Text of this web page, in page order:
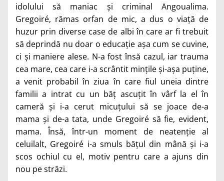
idolului să maniac și criminal Angoualima.
Gregoiré, rămas orfan de mic, a dus o viață de
huzur prin diverse case de albi în care ar fi trebuit
să deprindă nu doar o educație așa cum se cuvine,
ci și maniere alese. N-a fost însă cazul, iar trauma
cea mare, cea care i-a scrântit mințile și-așa puține,
a venit probabil în ziua în care fiul uneia dintre
familii a intrat cu un băț ascuțit în vârf la el în
cameră și i-a cerut micuțului să se joace de-a
mama și de-a tata, unde Gregoiré să fie, evident,
mama. Însă, într-un moment de neatenție al
celuilalt, Gregoiré i-a smuls bățul din mână și i-a
scos ochiul cu el, motiv pentru care a ajuns din
nou pe străzi.